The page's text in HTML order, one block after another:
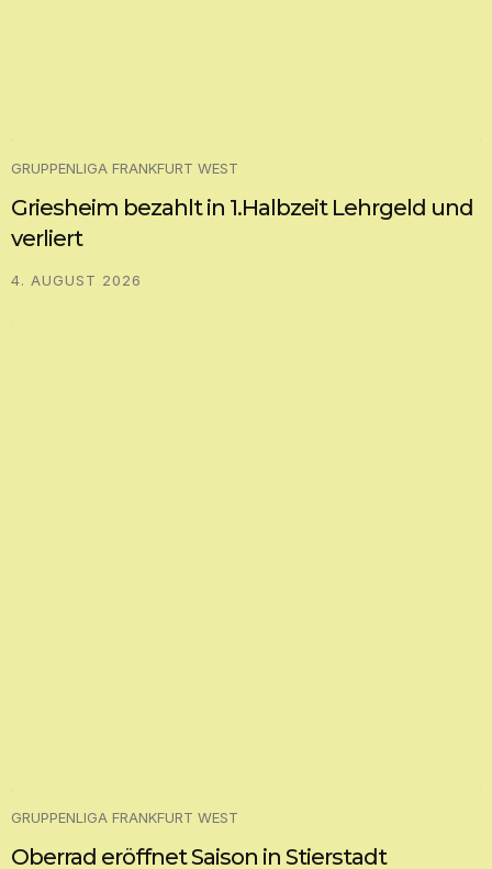
GRUPPENLIGA FRANKFURT WEST
Griesheim bezahlt in 1.Halbzeit Lehrgeld und
verliert
4. AUGUST 2026
GRUPPENLIGA FRANKFURT WEST
Oberrad eröffnet Saison in Stierstadt